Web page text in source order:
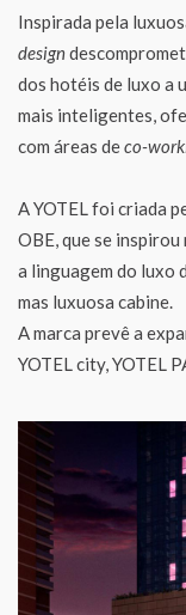
Inspirada pela
design
dos hotéis de luxo a
mais inteligentes,
com áreas deco-
A YOTEL foi criada
OBE, que se
a linguagem do luxo
mas luxuosa cabine.
A marca prevê a
YOTEL city, YOTEL